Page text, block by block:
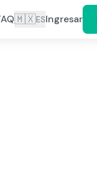
🇲🇽ESIngresar